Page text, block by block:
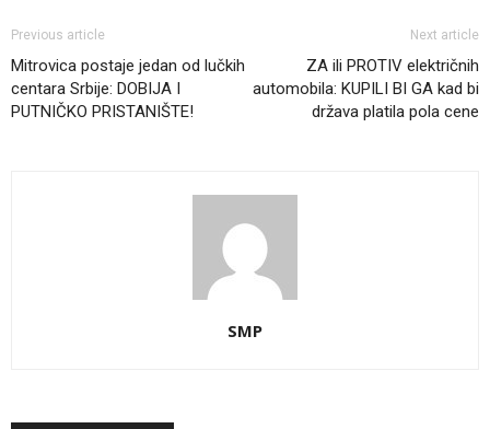
Previous article
Mitrovica postaje jedan od lučkih
centara Srbije: DOBIJA I
PUTNIČKO PRISTANIŠTE!
Next article
ZA ili PROTIV električnih
automobila: KUPILI BI GA kad bi
država platila pola cene
SMP